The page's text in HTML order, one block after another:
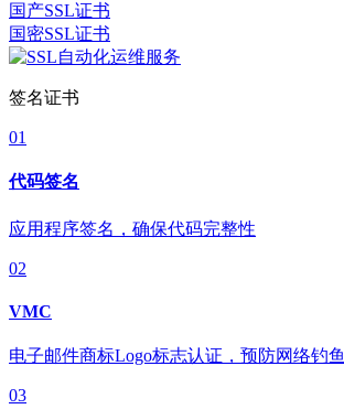
国产SSL证书
国密SSL证书
签名证书
01
代码签名
应用程序签名，确保代码完整性
02
VMC
电子邮件商标Logo标志认证，预防网络钓鱼
03